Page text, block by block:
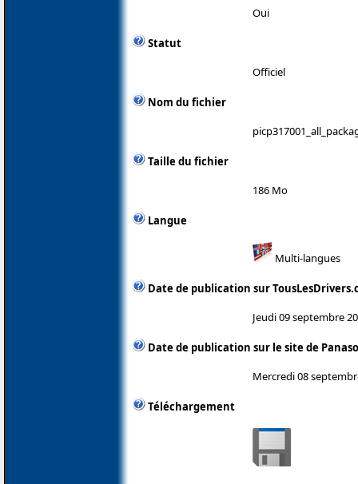
Oui
Statut
Officiel
Nom du fichier
Taille du fichier
186 Mo
Langue
Multi-langues
Date de publication sur
Jeudi 09 septembre
Date de publication sur le site de
Mercredi 08
Téléchargement